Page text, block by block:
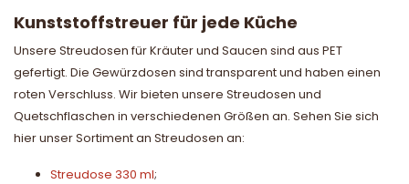
Kunststoffstreuer für jede Küche
Unsere Streudosen für Kräuter und Saucen sind aus PET
gefertigt. Die Gewürzdosen sind transparent und haben einen
roten Verschluss. Wir bieten unsere Streudosen und
Quetschflaschen in verschiedenen Größen an. Sehen Sie sich
hier unser Sortiment an Streudosen an:
Streudose 330 ml;